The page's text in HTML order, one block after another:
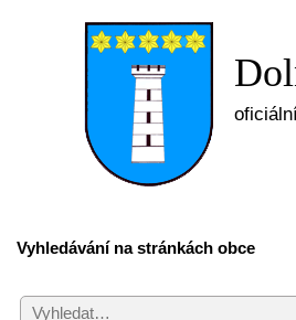
Vyhledávání na stránkách obce